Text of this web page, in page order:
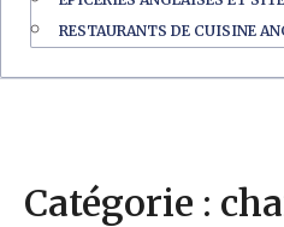
RESTAURANTS DE CUISINE
Catégorie :